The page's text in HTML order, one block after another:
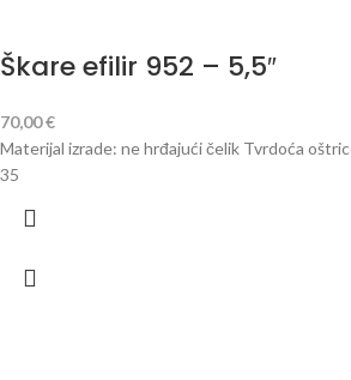
Škare efilir 952 – 5,5″
70,00€
Materijal izrade: ne hrđajući čelik Tvrdoća
35